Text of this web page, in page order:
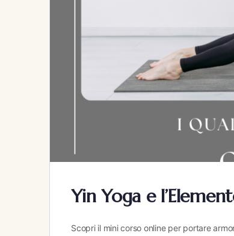
Yin Yoga e
Scopri il mini corso online per portare